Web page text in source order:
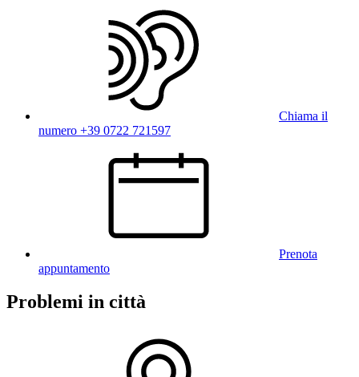
Chiama il
numero +39 0722 721597
Prenota
appuntamento
Problemi in città